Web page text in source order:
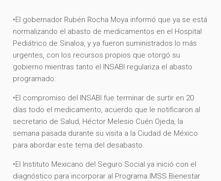
•El gobernador Rubén Rocha Moya informó que ya se está
normalizando el abasto de medicamentos en el Hospital
Pediátrico de Sinaloa, y ya fueron suministrados lo más
urgentes, con los recursos propios que otorgó su
gobierno mientras tanto el INSABI regulariza el abasto
programado.
•El compromiso del INSABI fue terminar de surtir en 20
días todo el medicamento, acuerdo que le notificaron al
secretario de Salud, Héctor Melesio Cuén Ojeda, la
semana pasada durante su visita a la Ciudad de México
para abordar este tema del desabasto.
•El Instituto Mexicano del Seguro Social ya inició con el
diagnóstico para incorporar al Programa IMSS Bienestar